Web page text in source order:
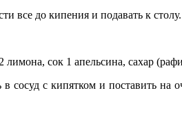
все до кипения и подавать к столу.
лимона, сок 1 апельсина, сахар
с кипятком и поставить